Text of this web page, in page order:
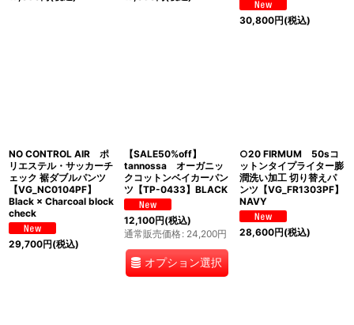
30,800円(税込)
NO CONTROL AIR ポ
リエステル・サッカーチ
ェック 裾ダブルパンツ
【VG_NC0104PF】
Black × Charcoal block
check
29,700円(税込)
【SALE50%off】
tannossa オーガニッ
クコットンベイカーパン
ツ【TP-0433】BLACK
12,100円(税込)
通常販売価格: 24,200円
オプション選択
○20 FIRMUM 50sコ
ットンタイプライター膨
潤洗い加工 切り替えパ
ンツ【VG_FR1303PF】
NAVY
28,600円(税込)